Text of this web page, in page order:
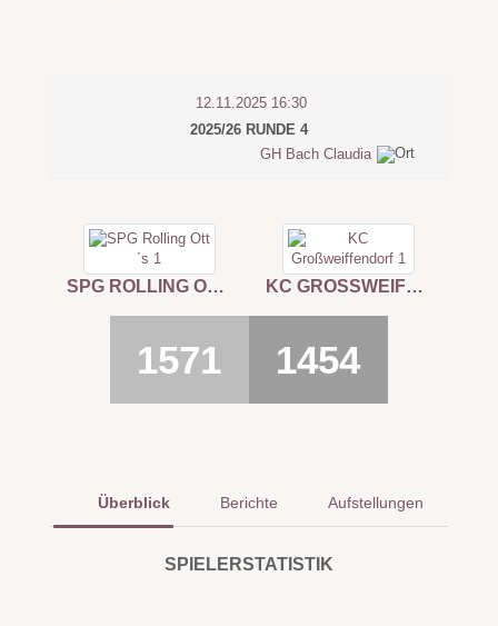
12.11.2025 16:30
2025/26 RUNDE 4
GH Bach Claudia
SPG ROLLING OTT´S 1 KC GROSSWEIFFENDORF 1
1571 1454
Überblick Berichte Aufstellungen
SPIELERSTATISTIK